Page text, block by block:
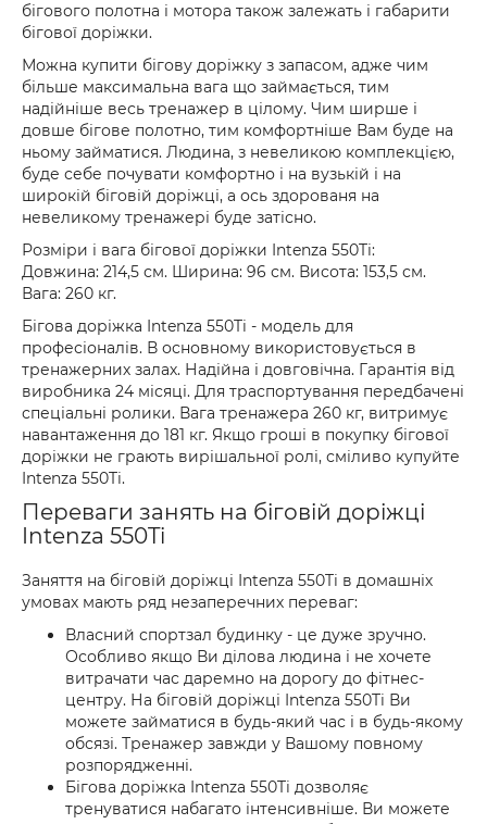
бігового полотна і мотора також залежать і габарити
бігової доріжки.
Можна купити бігову доріжку з запасом, адже чим
більше максимальна вага що займається, тим
надійніше весь тренажер в цілому. Чим ширше і
довше бігове полотно, тим комфортніше Вам буде на
ньому займатися. Людина, з невеликою комплекцією,
буде себе почувати комфортно і на вузькій і на
широкій біговій доріжці, а ось здорованя на
невеликому тренажері буде затісно.
Розміри і вага бігової доріжки Intenza 550Ti:
Довжина: 214,5 см. Ширина: 96 см. Висота: 153,5 см.
Вага: 260 кг.
Бігова доріжка Intenza 550Ti - модель для
професіоналів. В основному використовується в
тренажерних залах. Надійна і довговічна. Гарантія від
виробника 24 місяці. Для траспортування передбачені
спеціальні ролики. Вага тренажера 260 кг, витримує
навантаження до 181 кг. Якщо гроші в покупку бігової
доріжки не грають вирішальної ролі, сміливо купуйте
Intenza 550Ti.
Переваги занять на біговій доріжці
Intenza 550Ti
Заняття на біговій доріжці Intenza 550Ti в домашніх
умовах мають ряд незаперечних переваг:
Власний спортзал будинку - це дуже зручно.
Особливо якщо Ви ділова людина і не хочете
витрачати час даремно на дорогу до фітнес-
центру. На біговій доріжці Intenza 550Ti Ви
можете займатися в будь-який час і в будь-якому
обсязі. Тренажер завжди у Вашому повному
розпорядженні.
Бігова доріжка Intenza 550Ti дозволяє
тренуватися набагато інтенсивніше. Ви можете